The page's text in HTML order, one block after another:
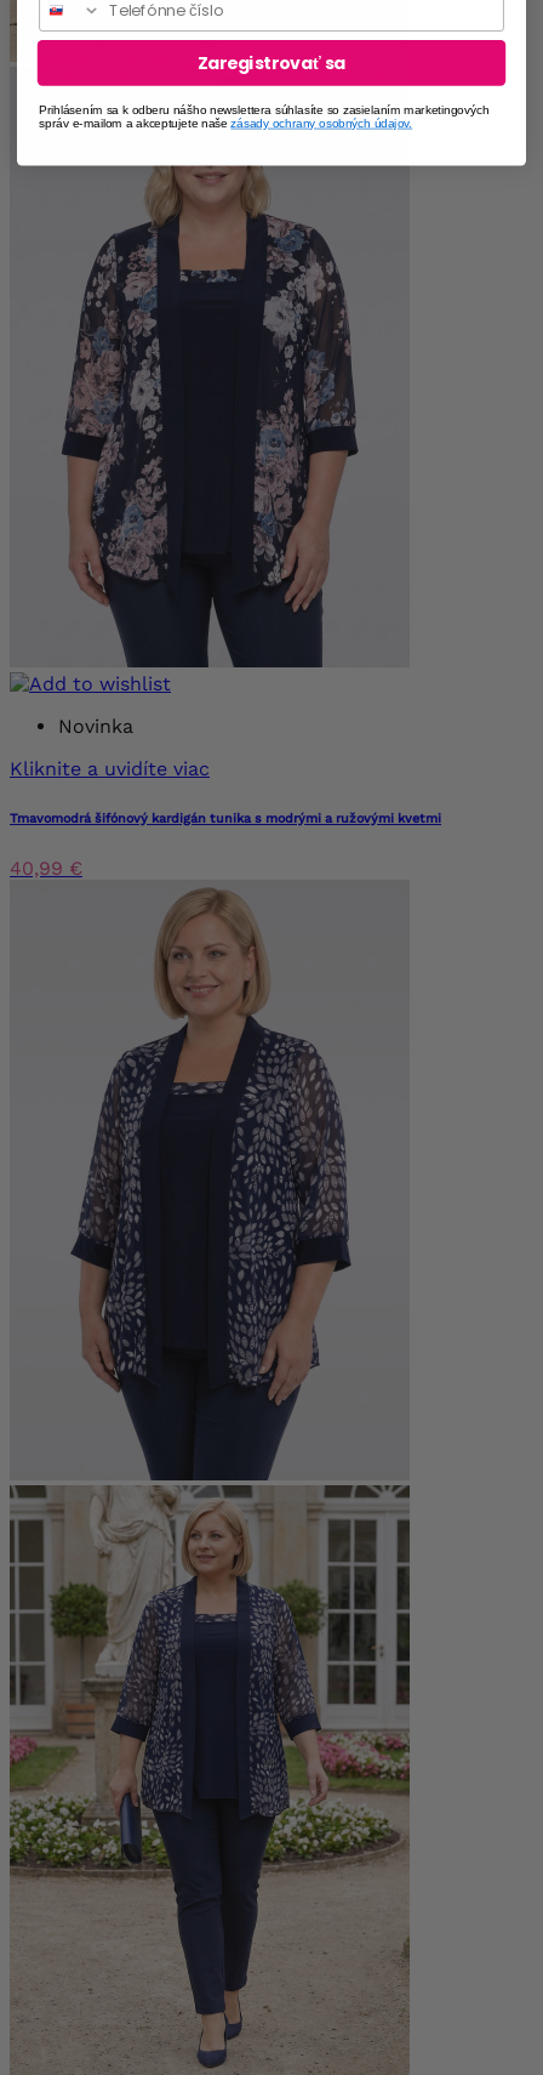
Novinka
Kliknite a uvidíte viac
Tmavomodrá šifónový kardigán tunika s modrými a ružovými kvetmi
40,99 €
Zaregistrovať sa
Prihlásením sa k odberu nášho newslettera súhlasíte so zasielaním marketingových
správ e-mailom a akceptujete našezásady ochrany osobných údajov.